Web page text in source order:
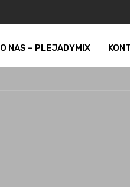
O NAS – PLEJADYMIX